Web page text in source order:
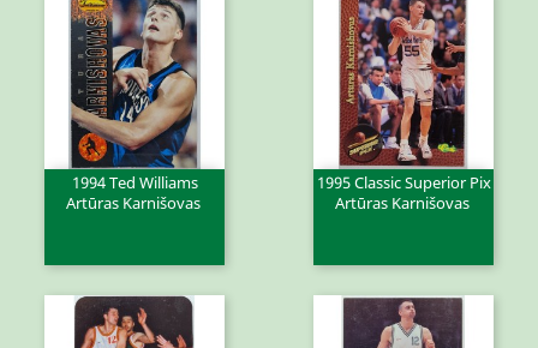
1994 Ted Williams
Artūras Karnišovas
1995 Classic Superior Pix
Artūras Karnišovas